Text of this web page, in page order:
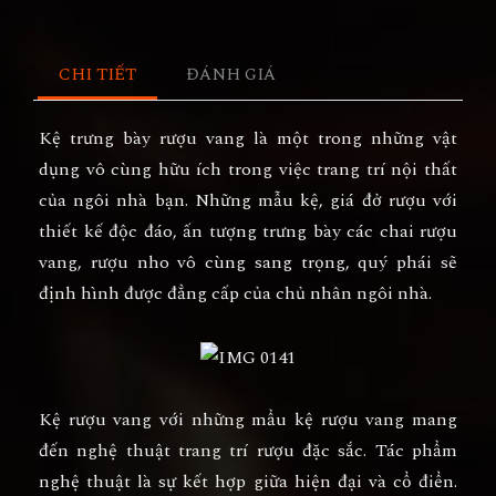
CHI TIẾT ĐÁNH GIÁ
Kệ trưng bày rượu vang là một trong những vật
dụng vô cùng hữu ích trong việc trang trí nội thất
của ngôi nhà bạn. Những mẫu kệ, giá đở rượu với
thiết kế độc đáo, ấn tượng trưng bày các chai rượu
vang, rượu nho vô cùng sang trọng, quý phái sẽ
định hình được đẳng cấp của chủ nhân ngôi nhà.
Kệ rượu vang với những mẩu kệ rượu vang mang
đến nghệ thuật trang trí rượu đặc sắc. Tác phẩm
nghệ thuật là sự kết hợp giữa hiện đại và cổ điển.